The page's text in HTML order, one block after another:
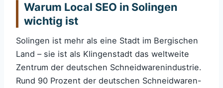
Warum Local SEO in Solingen
wichtig ist
Solingen ist mehr als eine Stadt im Bergischen
Land – sie ist als Klingenstadt das weltweite
Zentrum der deutschen Schneidwarenindustrie.
Rund 90 Prozent der deutschen Schneidwaren-